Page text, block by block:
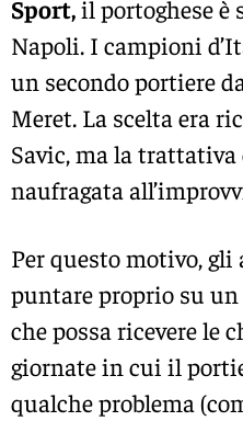
Sport,il portoghese è
Napoli. I campioni
un secondo portiere
Meret. La scelta era
Savic, ma la
naufragata
Per questo motivo,
puntare proprio su un
che possa ricevere le
giornate in cui il
qualche problema